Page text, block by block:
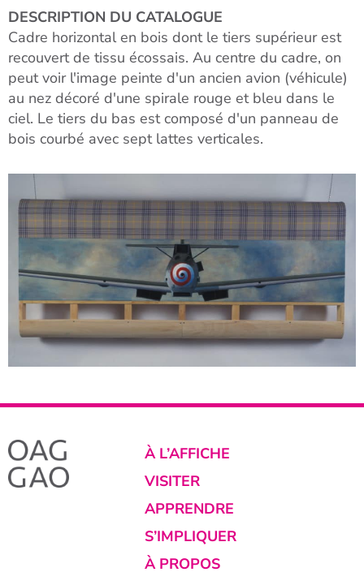
DESCRIPTION DU CATALOGUE
Cadre horizontal en bois dont le tiers supérieur est
recouvert de tissu écossais. Au centre du cadre, on
peut voir l'image peinte d'un ancien avion (véhicule)
au nez décoré d'une spirale rouge et bleu dans le
ciel. Le tiers du bas est composé d'un panneau de
bois courbé avec sept lattes verticales.
À L’AFFICHE
VISITER
APPRENDRE
S’IMPLIQUER
À PROPOS